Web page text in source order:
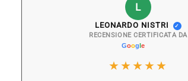
L
LEONARDO NISTRI ✓
RECENSIONE CERTIFICATA DA
★★★★★